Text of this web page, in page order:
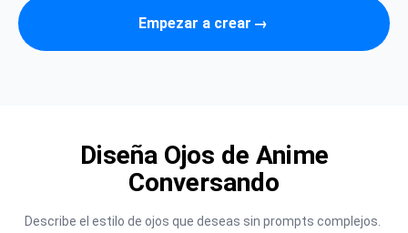
Empezar a crear →
Diseña Ojos de Anime
Conversando
Describe el estilo de ojos que deseas sin prompts complejos.